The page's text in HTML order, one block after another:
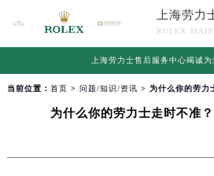
上海劳力
ROLEX
上海劳力士售后服务中心竭诚为
当前位置： 首页 > 问题/知识/资讯 > 为什么你的劳力
为什么你的劳力士走时不准